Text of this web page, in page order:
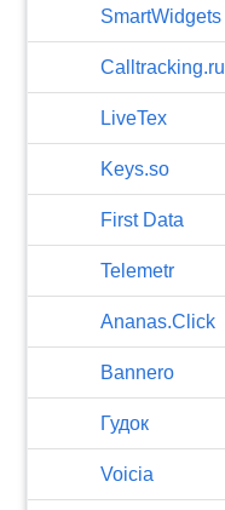
SmartWidgets
Calltracking.ru
LiveTex
Keys.so
First Data
Telemetr
Ananas.Click
Bannero
Гудок
Voicia